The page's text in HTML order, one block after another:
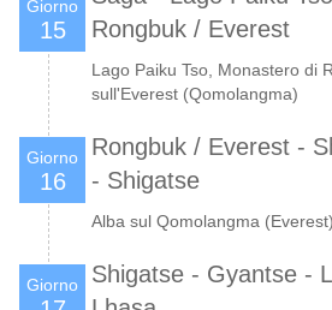
Giorno
15
Rongbuk / Everest
Lago Paiku Tso, Monastero di
sull'Everest (Qomolangma)
Giorno
16
Rongbuk / Everest -
- Shigatse
Alba sul Qomolangma (Everest)
Giorno
Shigatse - Gyantse -